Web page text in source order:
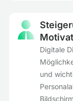
Digitale
und